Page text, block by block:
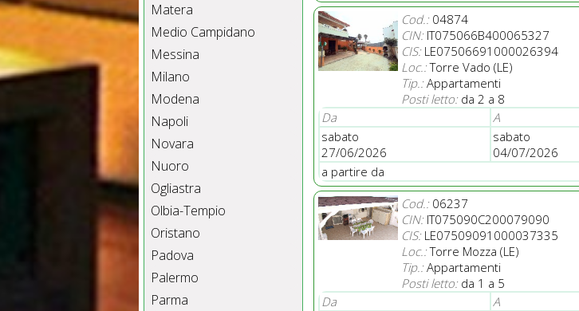
Matera
Medio Campidano
Messina
Milano
Modena
Napoli
Novara
Nuoro
Ogliastra
Olbia-Tempio
Oristano
Padova
Palermo
Parma
Cod.:04874
CIN:IT075066B400065327
CIS:LE07506691000026394
Loc.:Torre Vado (LE)
Tip.:Appartamenti
Posti letto:da 2 a 8
Da
A
sabato
27/06/2026
sabato
04/07/2026
a partire da
Cod.:06237
CIN:IT075090C200079090
CIS:LE07509091000037335
Loc.:Torre Mozza (LE)
Tip.:Appartamenti
Posti letto:da 1 a 5
Da
A